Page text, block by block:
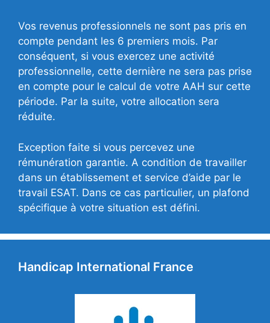
Vos revenus professionnels ne sont pas pris en
compte pendant les 6 premiers mois. Par
conséquent, si vous exercez une activité
professionnelle, cette dernière ne sera pas prise
en compte pour le calcul de votre AAH sur cette
période. Par la suite, votre allocation sera
réduite.
Exception faite si vous percevez une
rémunération garantie. A condition de travailler
dans un établissement et service d’aide par le
travail ESAT. Dans ce cas particulier, un plafond
spécifique à votre situation est défini.
Handicap International France